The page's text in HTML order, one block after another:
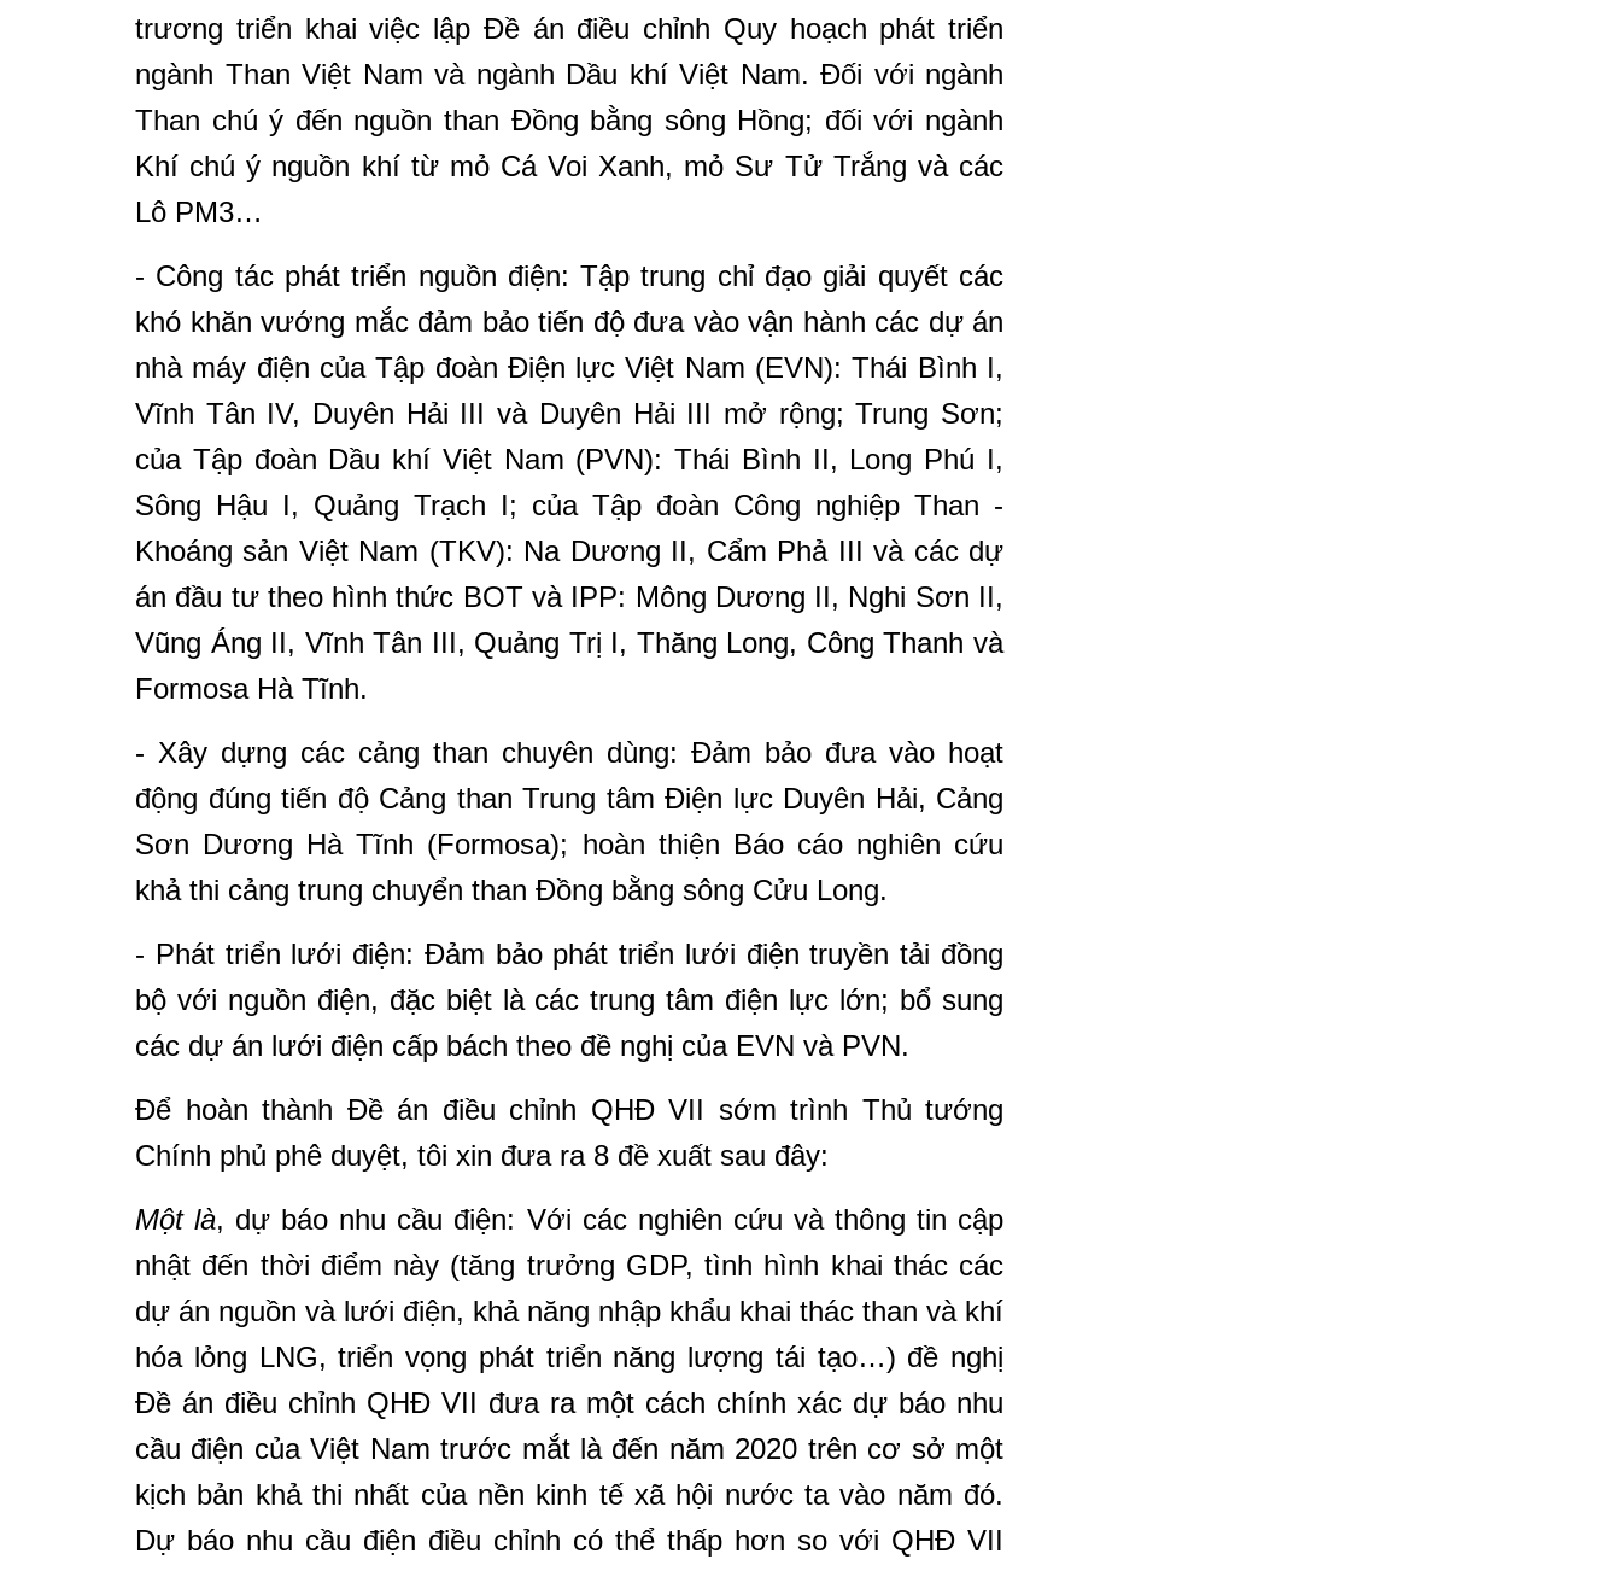
trương triển khai việc lập Đề án điều chỉnh Quy hoạch phát triển
ngành Than Việt Nam và ngành Dầu khí Việt Nam. Đối với ngành
Than chú ý đến nguồn than Đồng bằng sông Hồng; đối với ngành
Khí chú ý nguồn khí từ mỏ Cá Voi Xanh, mỏ Sư Tử Trắng và các
Lô PM3…
- Công tác phát triển nguồn điện: Tập trung chỉ đạo giải quyết các
khó khăn vướng mắc đảm bảo tiến độ đưa vào vận hành các dự án
nhà máy điện của Tập đoàn Điện lực Việt Nam (EVN): Thái Bình I,
Vĩnh Tân IV, Duyên Hải III và Duyên Hải III mở rộng; Trung Sơn;
của Tập đoàn Dầu khí Việt Nam (PVN): Thái Bình II, Long Phú I,
Sông Hậu I, Quảng Trạch I; của Tập đoàn Công nghiệp Than -
Khoáng sản Việt Nam (TKV): Na Dương II, Cẩm Phả III và các dự
án đầu tư theo hình thức BOT và IPP: Mông Dương II, Nghi Sơn II,
Vũng Áng II, Vĩnh Tân III, Quảng Trị I, Thăng Long, Công Thanh và
Formosa Hà Tĩnh.
- Xây dựng các cảng than chuyên dùng: Đảm bảo đưa vào hoạt
động đúng tiến độ Cảng than Trung tâm Điện lực Duyên Hải, Cảng
Sơn Dương Hà Tĩnh (Formosa); hoàn thiện Báo cáo nghiên cứu
khả thi cảng trung chuyển than Đồng bằng sông Cửu Long.
- Phát triển lưới điện: Đảm bảo phát triển lưới điện truyền tải đồng
bộ với nguồn điện, đặc biệt là các trung tâm điện lực lớn; bổ sung
các dự án lưới điện cấp bách theo đề nghị của EVN và PVN.
Để hoàn thành Đề án điều chỉnh QHĐ VII sớm trình Thủ tướng
Chính phủ phê duyệt, tôi xin đưa ra 8 đề xuất sau đây:
Một là, dự báo nhu cầu điện: Với các nghiên cứu và thông tin cập
nhật đến thời điểm này (tăng trưởng GDP, tình hình khai thác các
dự án nguồn và lưới điện, khả năng nhập khẩu khai thác than và khí
hóa lỏng LNG, triển vọng phát triển năng lượng tái tạo…) đề nghị
Đề án điều chỉnh QHĐ VII đưa ra một cách chính xác dự báo nhu
cầu điện của Việt Nam trước mắt là đến năm 2020 trên cơ sở một
kịch bản khả thi nhất của nền kinh tế xã hội nước ta vào năm đó.
Dự báo nhu cầu điện điều chỉnh có thể thấp hơn so với QHĐ VII